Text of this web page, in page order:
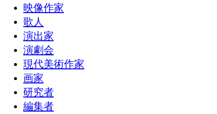
映像作家
歌人
演出家
演劇会
現代美術作家
画家
研究者
編集者